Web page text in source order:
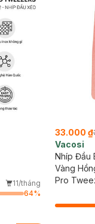
11/tháng
64%
33.000 ₫
Vacosi
Nhíp Đầu
Vàng
Pro